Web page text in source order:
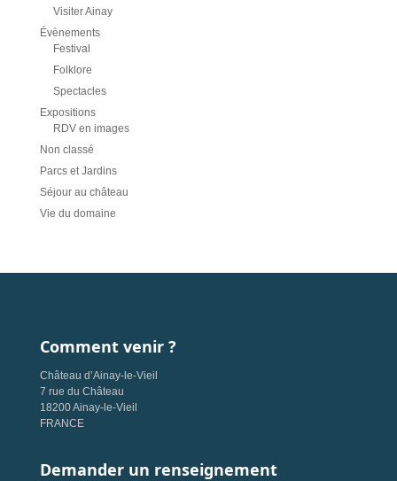
Visiter Ainay
Évènements
Festival
Folklore
Spectacles
Expositions
RDV en images
Non classé
Parcs et Jardins
Séjour au château
Vie du domaine
Comment venir ?
Château d’Ainay-le-Vieil
7 rue du Château
18200 Ainay-le-Vieil
FRANCE
Demander un renseignement